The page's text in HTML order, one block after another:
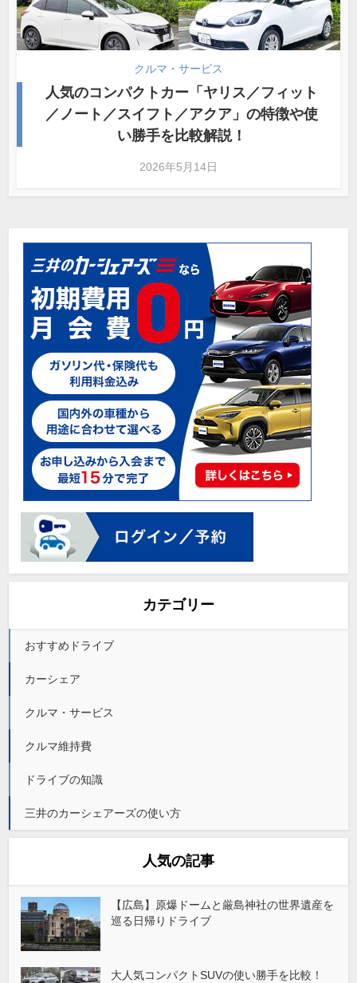
クルマ・サービス
人気のコンパクトカー「ヤリス／フィット
／ノート／スイフト／アクア」の特徴や使
い勝手を比較解説！
2026年5月14日
カテゴリー
おすすめドライブ
カーシェア
クルマ・サービス
クルマ維持費
ドライブの知識
三井のカーシェアーズの使い方
人気の記事
【広島】原爆ドームと厳島神社の世界遺産を
巡る日帰りドライブ
大人気コンパクトSUVの使い勝手を比較！